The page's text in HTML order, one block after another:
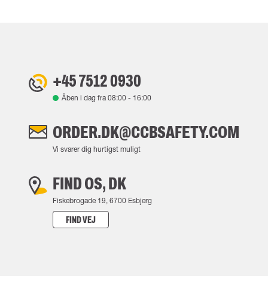
+45 7512 0930
Åben i dag fra08:00 - 16:00
ORDER.DK@CCBSAFETY.COM
Vi svarer dig hurtigst muligt
FIND OS, DK
Fiskebrogade 19, 6700 Esbjerg
FIND VEJ